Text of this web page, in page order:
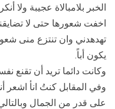
الخبر بلامبالاة عجيبة ولا
اخفت شعورها حتى لا
تهدهدني وان تنتزع منى
يكون أباً.
وكانت دائما تريد أن تقنع
وفي المقابل كنتُ انأ
على قدر من الجمال